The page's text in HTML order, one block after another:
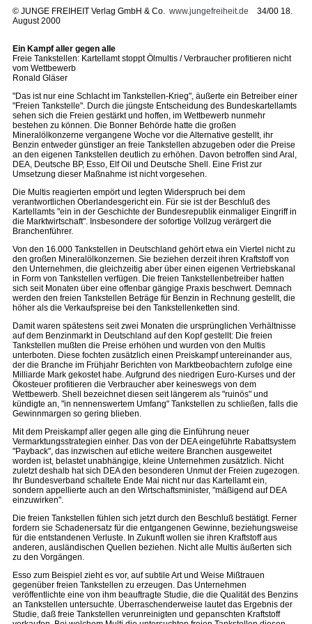
© JUNGE FREIHEIT Verlag GmbH & Co. www.jungefreiheit.de 34/00 18.
August 2000
Ein Kampf aller gegen alle
Freie Tankstellen: Kartellamt stoppt Ölmultis / Verbraucher profitieren nicht
vom Wettbewerb
Ronald Gläser
"Das ist nur eine Schlacht im Tankstellen-Krieg", äußerte ein Betreiber einer
"Freien Tankstelle". Durch die jüngste Entscheidung des Bundeskartellamts
sehen sich die Freien gestärkt und hoffen, im Wettbewerb nunmehr
bestehen zu können. Die Bonner Behörde hatte die großen
Mineralölkonzerne vergangene Woche vor die Alternative gestellt, ihr
Benzin entweder günstiger an freie Tankstellen abzugeben oder die Preise
an den eigenen Tankstellen deutlich zu erhöhen. Davon betroffen sind Aral,
DEA, Deutsche BP, Esso, Elf Oil und Deutsche Shell. Eine Frist zur
Umsetzung dieser Maßnahme ist nicht vorgesehen.
Die Multis reagierten empört und legten Widerspruch bei dem
verantwortlichen Oberlandesgericht ein. Für sie ist der Beschluß des
Kartellamts "ein in der Geschichte der Bundesrepublik einmaliger Eingriff in
die Marktwirtschaft". Insbesondere der sofortige Vollzug verärgert die
Branchenführer.
Von den 16.000 Tankstellen in Deutschland gehört etwa ein Viertel nicht zu
den großen Mineralölkonzernen. Sie beziehen derzeit ihren Kraftstoff von
den Unternehmen, die gleichzeitig aber über einen eigenen Vertriebskanal
in Form von Tankstellen verfügen. Die freien Tankstellenbetreiber hatten
sich seit Monaten über eine offenbar gängige Praxis beschwert. Demnach
werden den freien Tankstellen Beträge für Benzin in Rechnung gestellt, die
höher als die Verkaufspreise bei den Tankstellenketten sind.
Damit waren spätestens seit zwei Monaten die ursprünglichen Verhältnisse
auf dem Benzinmarkt in Deutschland auf den Kopf gestellt: Die freien
Tankstellen mußten die Preise erhöhen und wurden von den Multis
unterboten. Diese fochten zusätzlich einen Preiskampf untereinander aus,
der die Branche im Frühjahr Berichten von Marktbeobachtern zufolge eine
Milliarde Mark gekostet habe. Aufgrund des niedrigen Euro-Kurses und der
Ökosteuer profitieren die Verbraucher aber keineswegs von dem
Wettbewerb. Shell bezeichnet diesen seit längerem als "ruinös" und
kündigte an, "in nennenswertem Umfang" Tankstellen zu schließen, falls die
Gewinnmargen so gering blieben.
Mit dem Preiskampf aller gegen alle ging die Einführung neuer
Vermarktungsstrategien einher. Das von der DEA eingeführte Rabattsystem
"Payback", das inzwischen auf etliche weitere Branchen ausgeweitet
worden ist, belastet unabhängige, kleine Unternehmen zusätzlich. Nicht
zuletzt deshalb hat sich DEA den besonderen Unmut der Freien zugezogen.
Ihr Bundesverband schaltete Ende Mai nicht nur das Kartellamt ein,
sondern appellierte auch an den Wirtschaftsminister, "mäßigend auf DEA
einzuwirken".
Die freien Tankstellen fühlen sich jetzt durch den Beschluß bestätigt. Ferner
fordern sie Schadenersatz für die entgangenen Gewinne, beziehungsweise
für die entstandenen Verluste. In Zukunft wollen sie ihren Kraftstoff aus
anderen, ausländischen Quellen beziehen. Nicht alle Multis äußerten sich
zu den Vorgängen.
Esso zum Beispiel zieht es vor, auf subtile Art und Weise Mißtrauen
gegenüber freien Tankstellen zu erzeugen. Das Unternehmen
veröffentlichte eine von ihm beauftragte Studie, die die Qualität des Benzins
an Tankstellen untersuchte. Überraschenderweise lautet das Ergebnis der
Studie, daß freie Tankstellen verunreinigten und gepanschten Kraftstoff